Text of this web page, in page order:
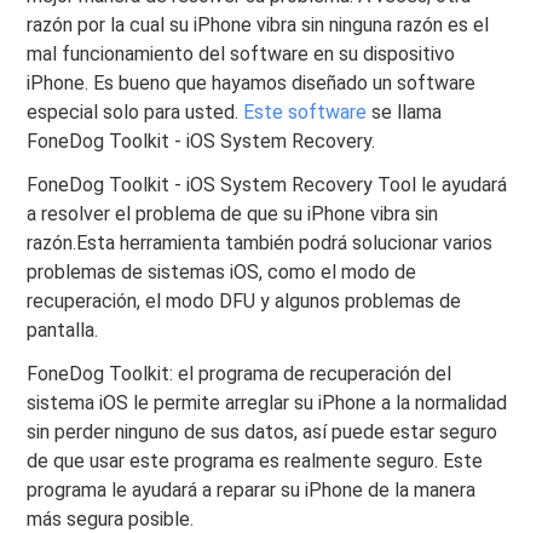
razón por la cual su iPhone vibra sin ninguna razón es el
mal funcionamiento del software en su dispositivo
iPhone. Es bueno que hayamos diseñado un software
especial solo para usted. Este software se llama
FoneDog Toolkit - iOS System Recovery.
FoneDog Toolkit - iOS System Recovery Tool le ayudará
a resolver el problema de que su iPhone vibra sin
razón.Esta herramienta también podrá solucionar varios
problemas de sistemas iOS, como el modo de
recuperación, el modo DFU y algunos problemas de
pantalla.
FoneDog Toolkit: el programa de recuperación del
sistema iOS le permite arreglar su iPhone a la normalidad
sin perder ninguno de sus datos, así puede estar seguro
de que usar este programa es realmente seguro. Este
programa le ayudará a reparar su iPhone de la manera
más segura posible.